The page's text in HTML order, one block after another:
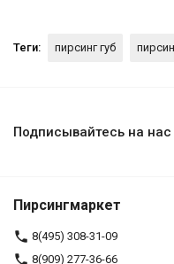
Теги: пирсинг губ
Подписывайтесь на нас
Пирсингмаркет
8(495) 308-31-09
8(909) 277-36-66